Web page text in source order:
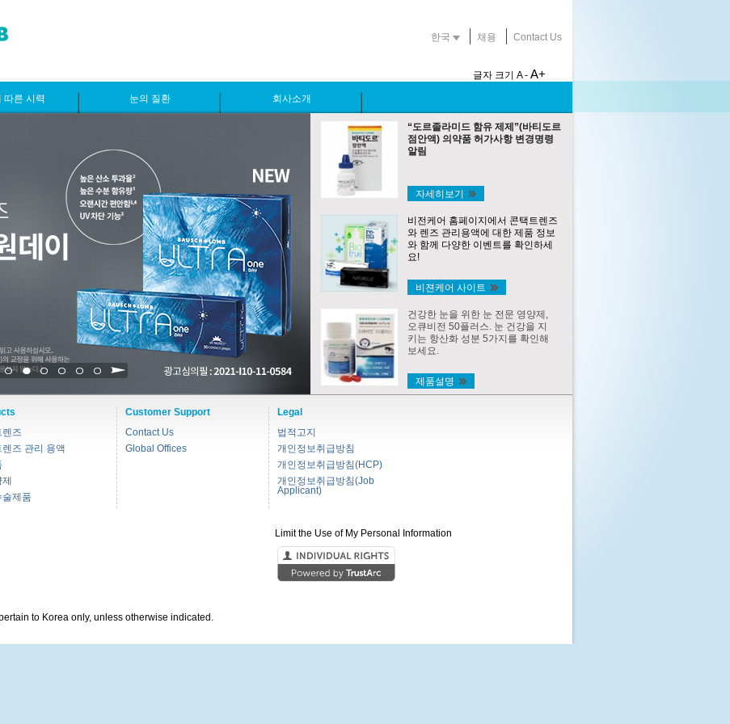
한국 채용 Contact Us
글자 크기 A - A+
따른 시력 눈의 질환 회사소개
1 2 3 4 5 6
“도르졸라미드 함유 제제”(바티도르
점안액) 의약품 허가사항 변경명령
알림
자세히보기
비전케어 홈페이지에서 콘택트렌즈
와 렌즈 관리용액에 대한 제품 정보
와 함께 다양한 이벤트를 확인하세
요!
비젼케어 사이트
건강한 눈을 위한 눈 전문 영양제,
오큐비전 50플러스. 눈 건강을 지
키는 항산화 성분 5가지를 확인해
보세요.
제품설명
렌즈
렌즈 관리 용액
술제품
Customer Support
Contact Us
Global Offices
Legal
법적고지
개인정보취급방침
개인정보취급방침(HCP)
개인정보취급방침(Job
Applicant)
Limit the Use of My Personal Information
to Korea only, unless otherwise indicated.